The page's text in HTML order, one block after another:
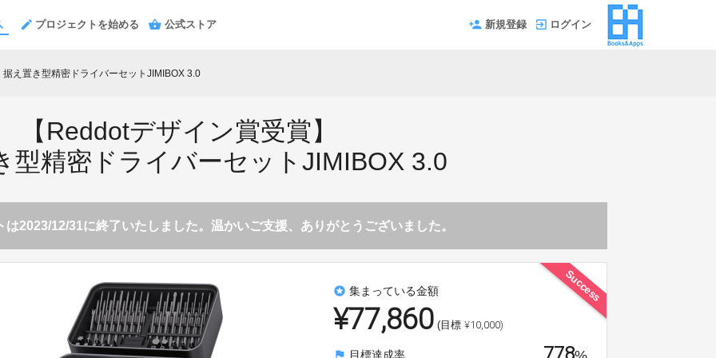
プロジェクトを始める 公式ストア 新規登録 ログイン
え置き型精密ドライバーセットJIMIBOX 3.0
【Reddotデザイン賞受賞】
型精密ドライバーセットJIMIBOX 3.0
は2023/12/31に終了いたしました。温かいご支援、ありがとうございました。
Success
stars 集まっている金額
¥77,860 (目標 ¥10,000)
flag 目標達成率 778